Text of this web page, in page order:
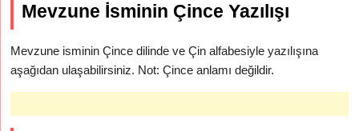
Mevzune İsminin Çince Yazılışı
Mevzune isminin Çince dilinde ve Çin alfabesiyle yazılışına
aşağıdan ulaşabilirsiniz. Not: Çince anlamı değildir.